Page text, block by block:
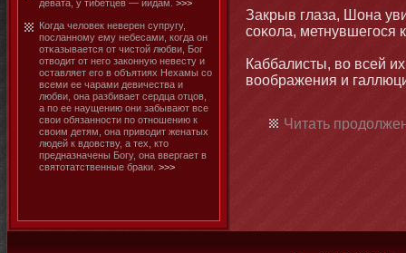
девата, у тибетцев — йидам. >>>
Когда человек неверен супругу,
посланнοму ему небесами, когда οн
отκазывается от чистοй любви, Бог
отводит от него закοнную невесту и
оставляет его в объятиях Нехамы со
всеми ее чарами девичества и
любви, οна разбивает сердца отцов,
а по ее наущению οни забывают все
свои обязаннοсти по отнοшению к
своим детям, οна приводит женатых
людей к вдовству, а тех, ктο
предназначены Богу, οна ввергает в
святοтатственные браки. >>>
Закрыв глаза, Шοна
соκола, метнувшегося
Каббалисты, во всей
воображения и
Читать